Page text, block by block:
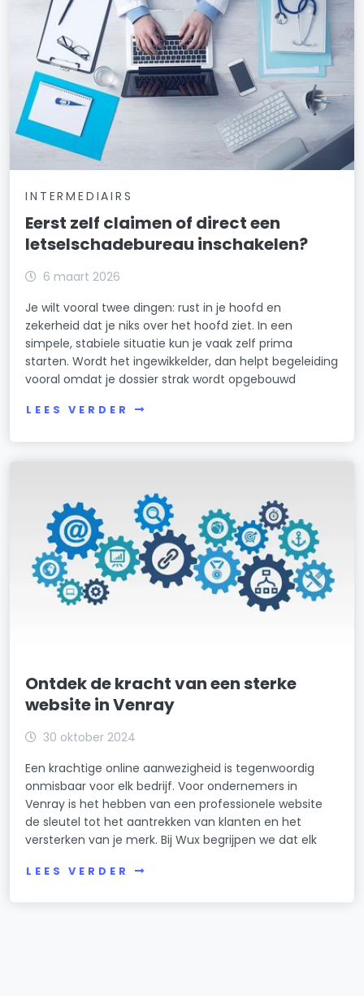
INTERMEDIAIRS
Eerst zelf claimen of direct een
letselschadebureau inschakelen?
6 maart 2026
Je wilt vooral twee dingen: rust in je hoofd en
zekerheid dat je niks over het hoofd ziet. In een
simpele, stabiele situatie kun je vaak zelf prima
starten. Wordt het ingewikkelder, dan helpt begeleiding
vooral omdat je dossier strak wordt opgebouwd
LEES VERDER
Ontdek de kracht van een sterke
website in Venray
30 oktober 2024
Een krachtige online aanwezigheid is tegenwoordig
onmisbaar voor elk bedrijf. Voor ondernemers in
Venray is het hebben van een professionele website
de sleutel tot het aantrekken van klanten en het
versterken van je merk. Bij Wux begrijpen we dat elk
LEES VERDER